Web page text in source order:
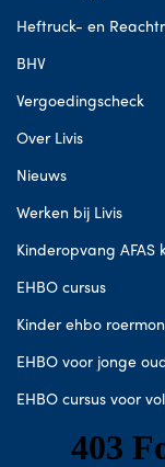
Heftruck- en
BHV
Vergoedingscheck
Over Livis
Nieuws
Werken bij Livis
Kinderopvang AFAS
EHBO cursus
Kinder ehbo
EHBO voor jonge
EHBO cursus voor